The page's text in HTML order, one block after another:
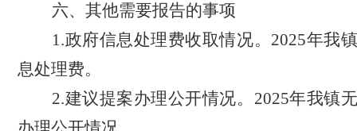
六、其他需要报告的事项
1.政府信息处理费收取情况。 2025年我
息处理费。
2.建议提案办理公开情况。 2025年我镇